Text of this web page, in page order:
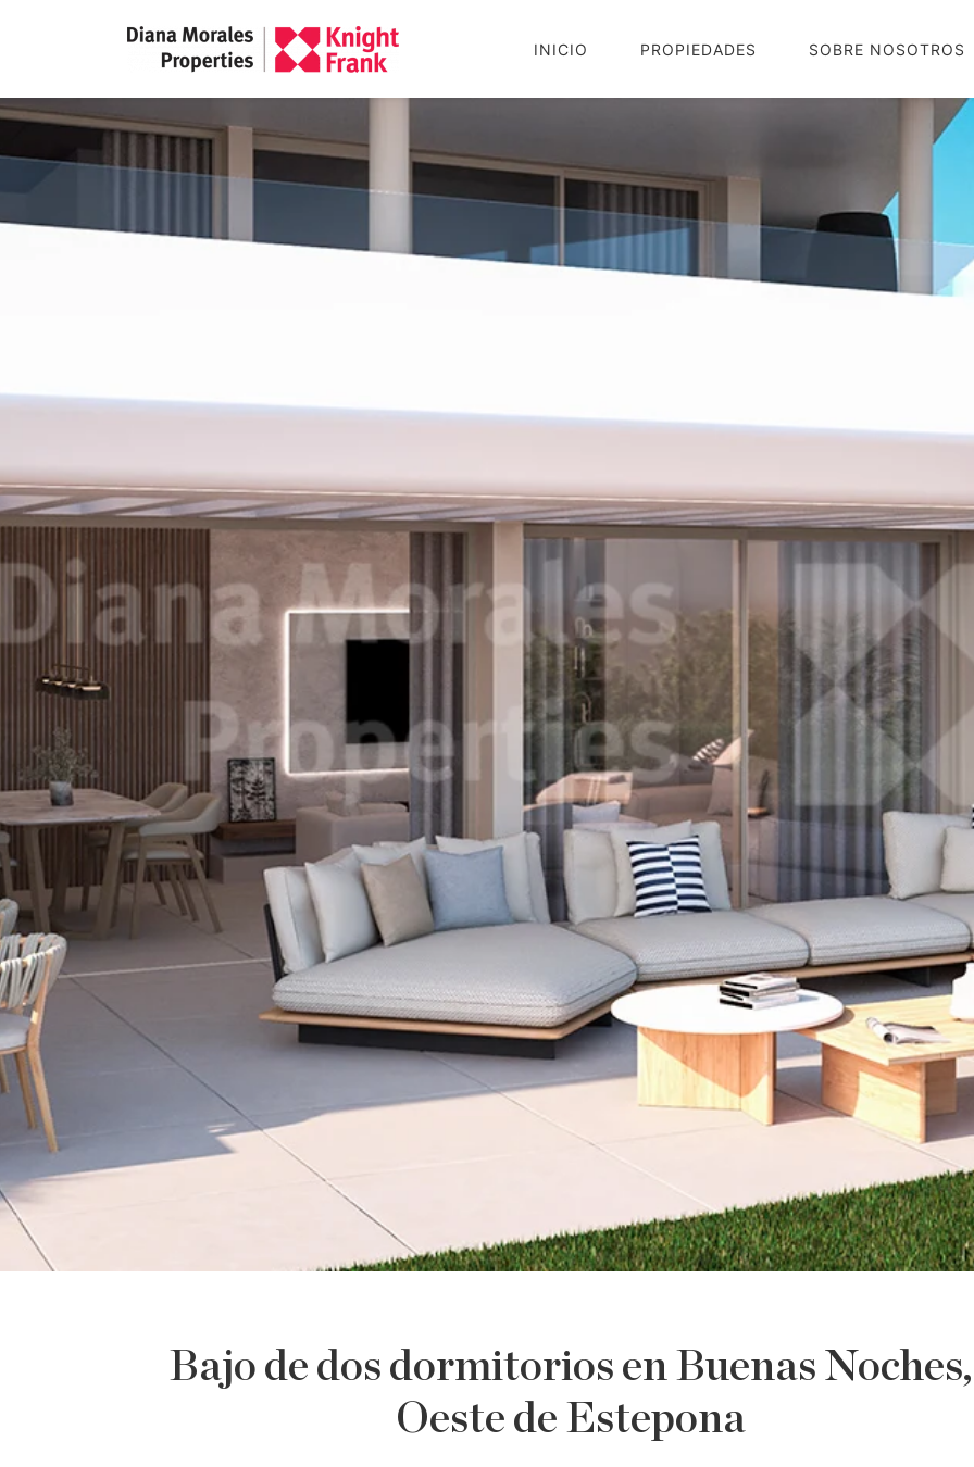
INICIO PROPIEDADES SOBRE NOSOTROS
Bajo de dos dormitorios en Buenas Noches,
Oeste de Estepona